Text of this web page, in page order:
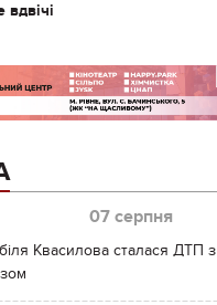
вдвічі
07 серпня
Квасилова сталася ДТП з